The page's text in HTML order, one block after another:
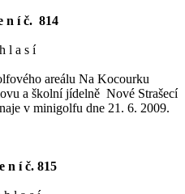
n í č. 814
l a s í
areálu Na Kocourku
a školní jídelně Nové Strašecí
v minigolfu dne 21. 6. 2009.
n í č. 815